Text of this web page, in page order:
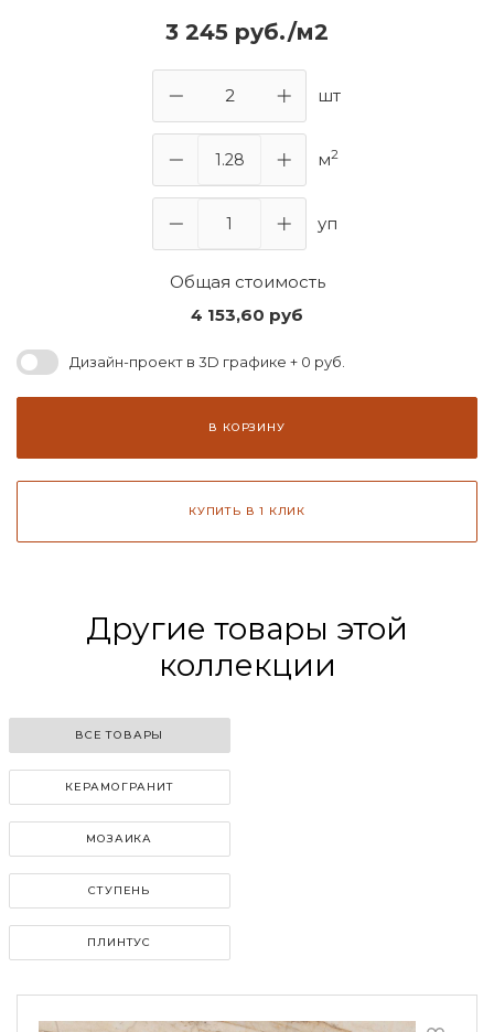
3 245 руб./м2
шт
м2
уп
Общая стоимость
4 153,60 руб
Дизайн-проект в 3D графике + 0 руб.
В КОРЗИНУ
КУПИТЬ В 1 КЛИК
Другие товары этой
коллекции
ВСЕ ТОВАРЫ
КЕРАМОГРАНИТ
МОЗАИКА
СТУПЕНЬ
ПЛИНТУС